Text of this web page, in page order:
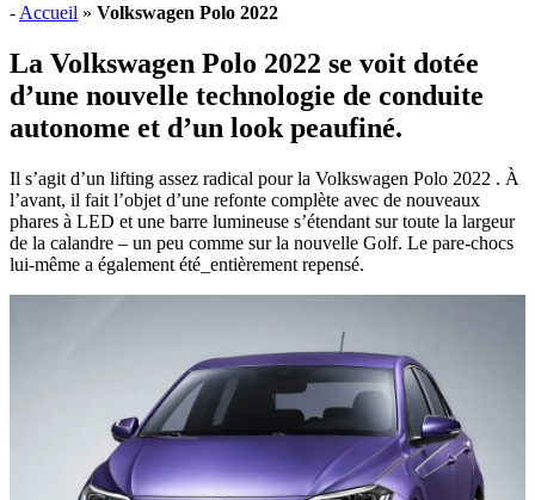
- Accueil » Volkswagen Polo 2022
La Volkswagen Polo 2022 se voit dotée
d’une nouvelle technologie de conduite
autonome et d’un look peaufiné.
Il s’agit d’un lifting assez radical pour la Volkswagen Polo 2022 . À
l’avant, il fait l’objet d’une refonte complète avec de nouveaux
phares à LED et une barre lumineuse s’étendant sur toute la largeur
de la calandre – un peu comme sur la nouvelle Golf. Le pare-chocs
lui-même a également été_entièrement repensé.